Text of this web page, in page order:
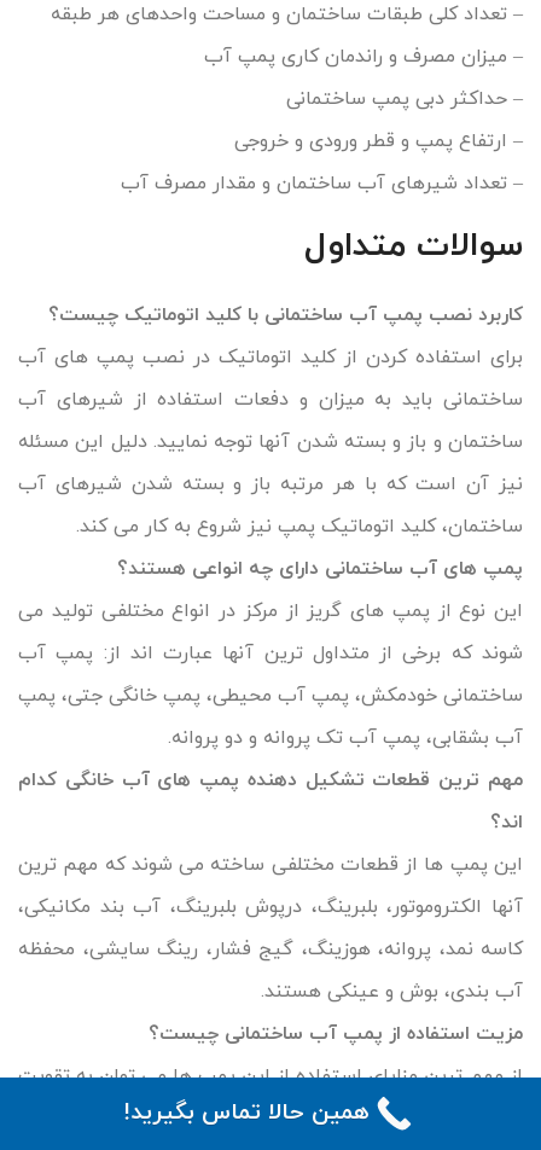
– تعداد کلی طبقات ساختمان و مساحت واحدهای هر طبقه
– میزان مصرف و راندمان کاری پمپ آب
– حداکثر دبی پمپ ساختمانی
– ارتفاع پمپ و قطر ورودی و خروجی
– تعداد شیرهای آب ساختمان و مقدار مصرف آب
سوالات متداول
کاربرد نصب پمپ آب ساختمانی با کلید اتوماتیک چیست؟
برای استفاده کردن از کلید اتوماتیک در نصب پمپ های آب
ساختمانی باید به میزان و دفعات استفاده از شیرهای آب
ساختمان و باز و بسته شدن آنها توجه نمایید. دلیل این مسئله
نیز آن است که با هر مرتبه باز و بسته شدن شیرهای آب
ساختمان، کلید اتوماتیک پمپ نیز شروع به کار می کند.
پمپ های آب ساختمانی دارای چه انواعی هستند؟
این نوع از پمپ های گریز از مرکز در انواع مختلفی تولید می
شوند که برخی از متداول ترین آنها عبارت اند از: پمپ آب
ساختمانی خودمکش، پمپ آب محیطی، پمپ خانگی جتی، پمپ
آب بشقابی، پمپ آب تک پروانه و دو پروانه.
مهم ترین قطعات تشکیل دهنده پمپ های آب خانگی کدام
اند؟
این پمپ ها از قطعات مختلفی ساخته می شوند که مهم ترین
آنها الکتروموتور، بلبرینگ، درپوش بلبرینگ، آب بند مکانیکی،
کاسه نمد، پروانه، هوزینگ، گیج فشار، رینگ سایشی، محفظه
آب بندی، بوش و عینکی هستند.
مزیت استفاده از پمپ آب ساختمانی چیست؟
از مهم ترین مزایای استفاده از این پمپ ها می توان به تقویت
فشار و بهبود سیستم آبرسانی، تنظیم فشار آب و کمک به
همین حالا تماس بگیرید!